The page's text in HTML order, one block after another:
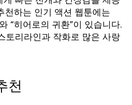
천하는 인기 액션 웹툰에는
“히어로의 귀환”이 있습니다.
토리라인과 작화로 많은 사랑
천